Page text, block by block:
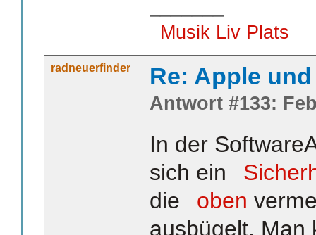
Musik Liv Plats
radneuerfinder Re: Apple
Antwort #133:
In der
sich ein
die
oben
ausbügelt. Man